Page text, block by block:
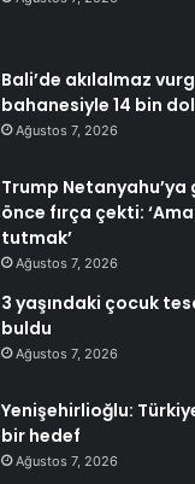
Bali’de akılalmaz
bahanesiyle 14 bin
Ağustos 7, 2026
Trump
önce fırça çekti:
tutmak’
Ağustos 7, 2026
3 yaşındaki çocuk
buldu
Ağustos 7, 2026
Yenişehirlioğlu:
bir hedef
Ağustos 7, 2026